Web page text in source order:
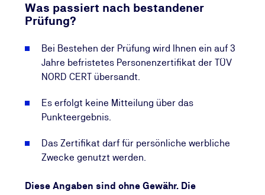
Was passiert nach bestandener
Prüfung?
Bei Bestehen der Prüfung wird Ihnen ein auf 3
Jahre befristetes Personenzertifikat der TÜV
NORD CERT übersandt.
Es erfolgt keine Mitteilung über das
Punkteergebnis.
Das Zertifikat darf für persönliche werbliche
Zwecke genutzt werden.
Diese Angaben sind ohne Gewähr. Die